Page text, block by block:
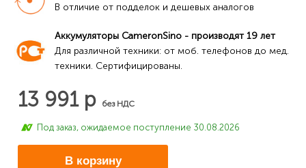
В отличие от подделок и дешевых аналогов
Аккумуляторы CameronSino - производят 19 лет
Для различной техники: от моб. телефонов до мед.
техники. Сертифицированы.
13 991 р без НДС
Под заказ, ожидаемое поступление 30.08.2026
В корзину